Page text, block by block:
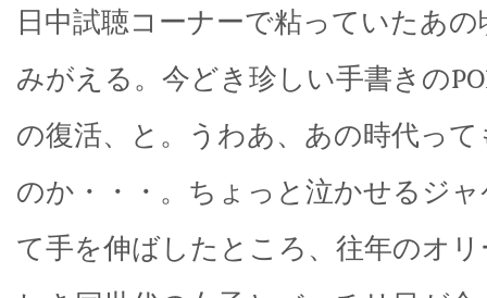
日中試聴コーナーで粘っていたあ
みがえる。今どき珍しい手書きの
の復活、と。うわあ、あの時代っ
のか・・・。ちょっと泣かせるジ
て手を伸ばしたところ、往年のオ